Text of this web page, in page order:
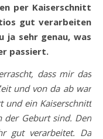
per Kaiserschnitt
gut verarbeiten
ja sehr genau, was
passiert.
dass mir das
und von da ab war
und ein Kaiserschnitt
der Geburt sind. Den
gut verarbeitet. Da